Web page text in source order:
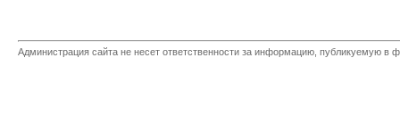
Администрация сайта не несет ответственности за информацию, публикуемую